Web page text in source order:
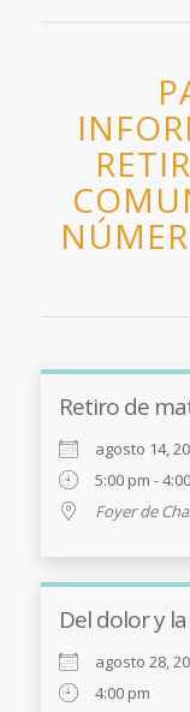
Retiro de
agosto 14,
5:00 pm -
Foyer de
Del dolor y
agosto 28,
4:00 pm